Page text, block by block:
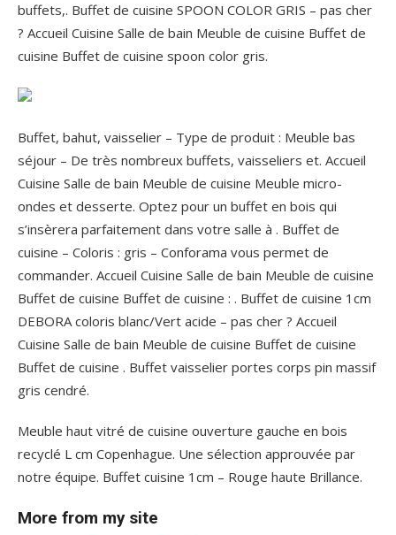
buffets,. Buffet de cuisine SPOON COLOR GRIS – pas cher
? Accueil Cuisine Salle de bain Meuble de cuisine Buffet de
cuisine Buffet de cuisine spoon color gris.
Buffet, bahut, vaisselier – Type de produit : Meuble bas
séjour – De très nombreux buffets, vaisseliers et. Accueil
Cuisine Salle de bain Meuble de cuisine Meuble micro-
ondes et desserte. Optez pour un buffet en bois qui
s’insèrera parfaitement dans votre salle à . Buffet de
cuisine – Coloris : gris – Conforama vous permet de
commander. Accueil Cuisine Salle de bain Meuble de cuisine
Buffet de cuisine Buffet de cuisine : . Buffet de cuisine 1cm
DEBORA coloris blanc/Vert acide – pas cher ? Accueil
Cuisine Salle de bain Meuble de cuisine Buffet de cuisine
Buffet de cuisine . Buffet vaisselier portes corps pin massif
gris cendré.
Meuble haut vitré de cuisine ouverture gauche en bois
recyclé L cm Copenhague. Une sélection approuvée par
notre équipe. Buffet cuisine 1cm – Rouge haute Brillance.
More from my site